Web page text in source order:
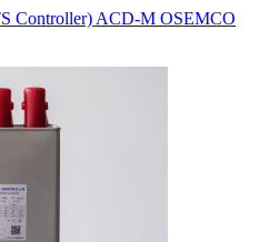
Controller) ACD-M OSEMCO